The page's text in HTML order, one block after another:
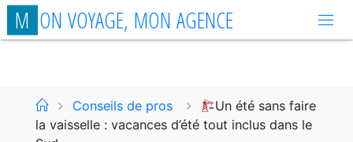
Aller
auM ON VOYAGE, MON AGENCE
AccueilConseils de pros
Un été sans faire
la vaisselle : vacances d’été tout inclus dans le